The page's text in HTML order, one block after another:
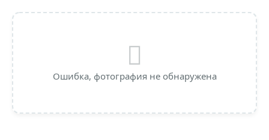
Ошибка, фотография не обнаружена